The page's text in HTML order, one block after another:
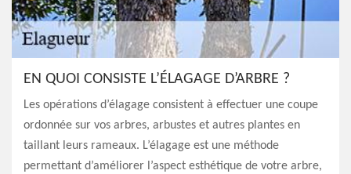
EN QUOI CONSISTE L’ÉLAGAGE D’ARBRE ?
Les opérations d’élagage consistent à effectuer une coupe
ordonnée sur vos arbres, arbustes et autres plantes en
taillant leurs rameaux. L’élagage est une méthode
permettant d’améliorer l’aspect esthétique de votre arbre,